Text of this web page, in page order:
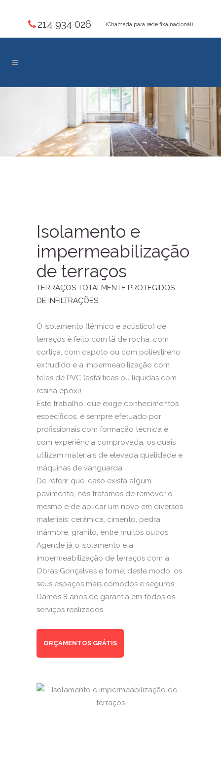
214 934 026 (Chamada para rede fixa nacional)
Isolamento e
impermeabilização
de terraços
TERRAÇOS TOTALMENTE PROTEGIDOS
DE INFILTRAÇÕES
O isolamento (térmico e acústico) de
terraços é feito com lã de rocha, com
cortiça, com capoto ou com poliestireno
extrudido e a impermeabilização com
telas de PVC (asfálticas ou líquidas com
resina epóxi).
Este trabalho, que exige conhecimentos
específicos, é sempre efetuado por
profissionais com formação técnica e
com experiência comprovada, os quais
utilizam materiais de elevada qualidade e
máquinas de vanguarda.
De referir que, caso exista algum
pavimento, nós tratamos de remover o
mesmo e de aplicar um novo em diversos
materiais: cerâmica, cimento, pedra,
mármore, granito, entre muitos outros.
Agende já o isolamento e a
impermeabilização de terraços com a
Obras Gonçalves e torne, deste modo, os
seus espaços mais cómodos e seguros.
Damos 8 anos de garantia em todos os
serviços realizados.
ORÇAMENTOS GRÁTIS